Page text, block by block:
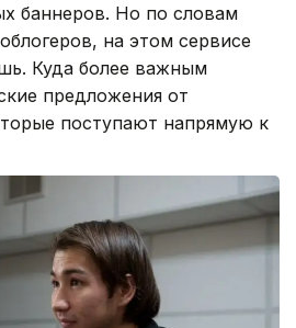
баннеров. Но по словам
на этом сервисе
Куда более важным
предложения от
поступают напрямую к